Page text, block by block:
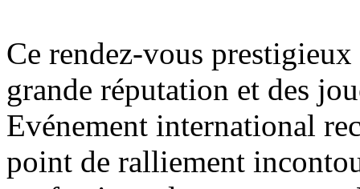
Ce rendez-vous
grande réputation et des
Evénement international
point de ralliement